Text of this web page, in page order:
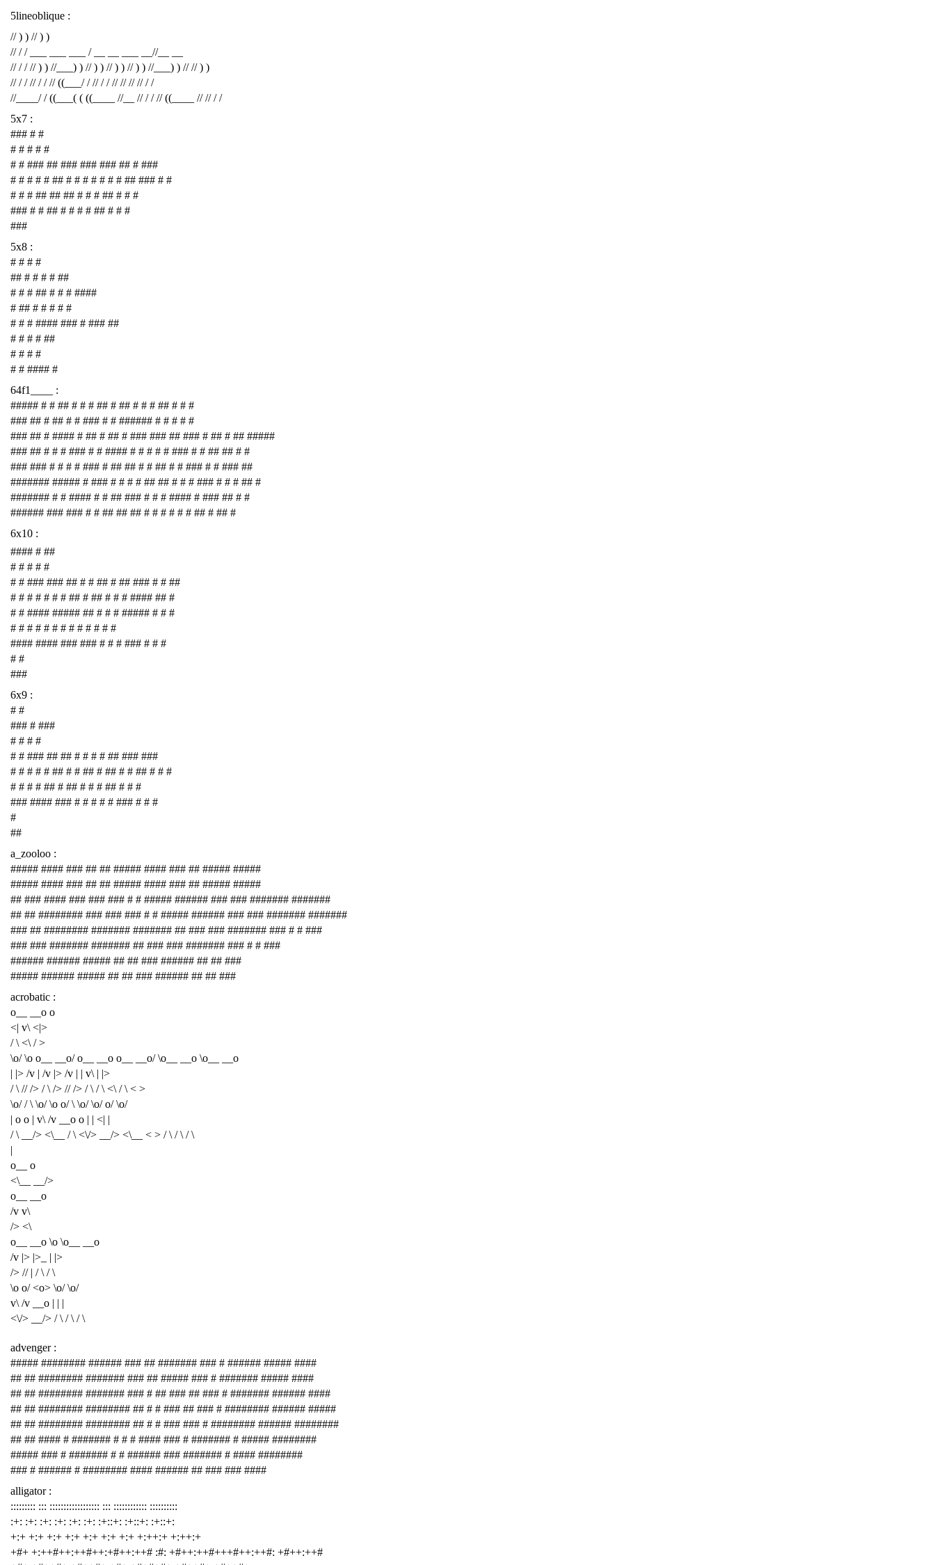
5lineoblique :
// ) ) // ) )
// / / ___ ___ ___ / __ __ ___ __//__ __
// / / // ) ) //___) ) // ) ) // ) ) // ) ) //___) ) // // ) )
// / / // / / // ((___/ / // / / // // // // / /
//____/ / ((___( ( ((____ //__ // / / // ((____ // // / /
5x7 :
### # #
# # # # #
# # ### ## ### ### ### ## # ###
# # # # # ## # # # # # # # ## ### # #
# # # ## ## ## # # # ## # # #
### # # ## # # # # ## # # #
###
5x8 :
# # # #
## # # # # ##
# # # ## # # # ####
# ## # # # # #
# # # #### ### # ### ##
# # # # ##
# # # #
# # #### #
64f1____ :
##### # # ## # # # ## # ## # # # ## # # #
### ## # ## # # ### # # ###### # # # # #
### ## # #### # ## # ## # ### ### ## ### # ## # ## #####
### ## # # # ### # # #### # # # # # ### # # ## ## # #
### ### # # # # ### # ## ## # # ## # # ### # # ### ##
####### ##### # ### # # # # ## ## # # # ### # # # ## #
####### # # #### # # ## ### # # # #### # ### ## # #
###### ### ### # # ## ## ## # # # # # # ## # ## #
6x10 :
#### # ##
# # # # #
# # ### ### ## # # ## # ## ### # # ##
# # # # # # # ## # ## # # # #### ## #
# # #### ##### ## # # # ##### # # #
# # # # # # # # # # # # #
#### #### ### ### # # # ### # # #
# #
###
6x9 :
# #
### # ###
# # # #
# # ### ## ## # # # # ## ### ###
# # # # # ## # # ## # ## # # ## # # #
# # # # ## # ## # # # ## # # #
### #### ### # # # # # ### # # #
#
##
a_zooloo :
##### #### ### ## ## ##### #### ### ## ##### #####
##### #### ### ## ## ##### #### ### ## ##### #####
## ### #### ### ### ### # # ##### ###### ### ### ####### #######
## ## ######## ### ### ### # # ##### ###### ### ### ####### #######
### ## ######## ####### ####### ## ### ### ####### ### # # ###
### ### ####### ####### ## ### ### ####### ### # # ###
###### ###### ##### ## ## ### ###### ## ## ###
##### ###### ##### ## ## ### ###### ## ## ###
acrobatic :
o__ __o o
<| v\ <|>
/ \ <\ / >
\o/ \o o__ __o/ o__ __o o__ __o/ \o__ __o \o__ __o
| |> /v | /v |> /v | | v\ | |>
/ \ // /> / \ /> // /> / \ / \ <\ / \ < >
\o/ / \ \o/ \o o/ \ \o/ \o/ o/ \o/
| o o | v\ /v __o o | | <| |
/ \ __/> <\__ / \ <\/> __/> <\__ < > / \ / \ / \
|
o__ o
<\__ __/>
o__ __o
/v v\
/> <\
o__ __o \o \o__ __o
/v |> |>_ | |>
/> // | / \ / \
\o o/ <o> \o/ \o/
v\ /v __o | | |
<\/> __/> / \ / \ / \
advenger :
##### ######## ###### ### ## ####### ### # ###### ##### ####
## ## ######## ####### ### ## ##### ### # ####### ##### ####
## ## ######## ####### ### # ## ### ## ### # ####### ###### ####
## ## ######## ######## ## # # ### ## ### # ######## ###### #####
## ## ######## ######## ## # # ### ### # ######## ###### ########
## ## #### # ####### # # # #### ### # ####### # ##### ########
##### ### # ####### # # ###### ### ####### # #### ########
### # ###### # ######## #### ###### ## ### ### ####
alligator :
::::::::: ::: :::::::::::::::::: ::: :::::::::::: ::::::::::
:+: :+: :+: :+: :+: :+: :+::+: :+::+: :+::+:
+:+ +:+ +:+ +:+ +:+ +:+ +:+ +:++:+ +:++:+
+#+ +:++#++:++#++:+#++:++# :#: +#++:++#+++#++:++#: +#++:++#